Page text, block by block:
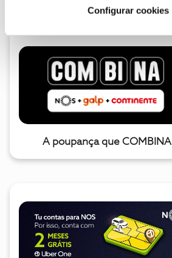
Configurar cookies
A poupança que COMBINA